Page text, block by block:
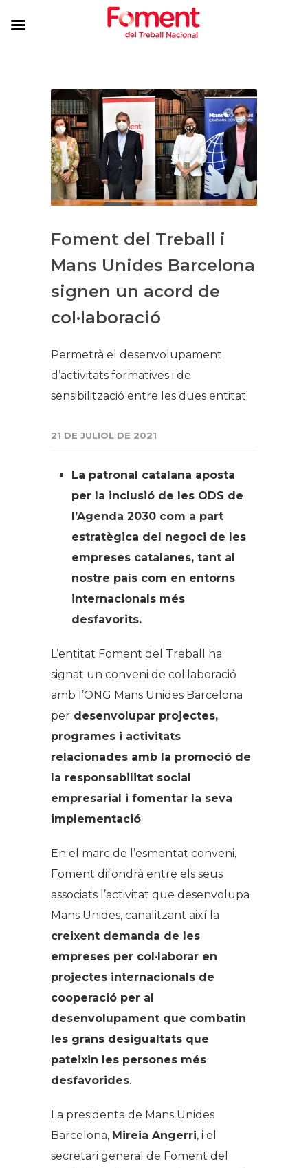
Foment del Treball i
Mans Unides Barcelona
signen un acord de
col·laboració
Permetrà el desenvolupament
d’activitats formatives i de
sensibilització entre les dues entitat
21 DE JULIOL DE 2021
La patronal catalana aposta
per la inclusió de les ODS de
l’Agenda 2030 com a part
estratègica del negoci de les
empreses catalanes, tant al
nostre país com en entorns
internacionals més
desfavorits.
L’entitat Foment del Treball ha
signat un conveni de col·laboració
amb l’ONG Mans Unides Barcelona
per desenvolupar projectes,
programes i activitats
relacionades amb la promoció de
la responsabilitat social
empresarial i fomentar la seva
implementació.
En el marc de l’esmentat conveni,
Foment difondrà entre els seus
associats l’activitat que desenvolupa
Mans Unides, canalitzant així la
creixent demanda de les
empreses per col·laborar en
projectes internacionals de
cooperació per al
desenvolupament que combatin
les grans desigualtats que
pateixin les persones més
desfavorides.
La presidenta de Mans Unides
Barcelona, Mireia Angerri, i el
secretari general de Foment del